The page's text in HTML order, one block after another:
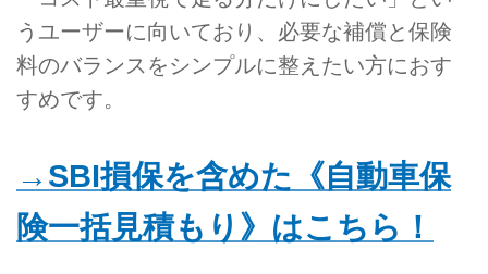
うユーザーに向いており、必要な補償と保険
料のバランスをシンプルに整えたい方におす
すめです。
→SBI損保を含めた《自動車保
険一括見積もり》はこちら！